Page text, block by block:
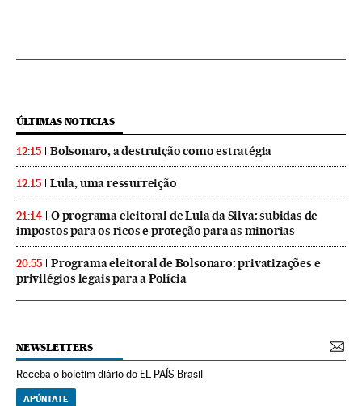
ÚLTIMAS NOTICIAS
12:15 Bolsonaro, a destruição como estratégia
12:15 Lula, uma ressurreição
21:14
O programa eleitoral de Lula da Silva: subidas de
impostos para os ricos e proteção para as minorias
20:55
Programa eleitoral de Bolsonaro: privatizações e
privilégios legais para a Polícia
NEWSLETTERS
Receba o boletim diário do EL PAÍS Brasil
APÚNTATE